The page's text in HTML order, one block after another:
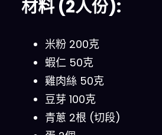
材料 (2人份):
米粉 200克
蝦仁 50克
雞肉絲 50克
豆芽 100克
青蔥 2根 (切段)